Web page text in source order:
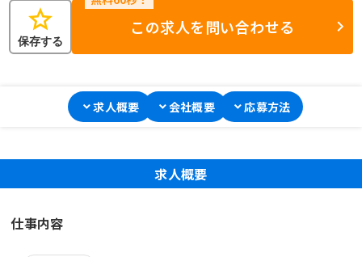
star
保存する
この求人を問い合わせる
求人概要 会社概要 応募方法
求人概要
仕事内容